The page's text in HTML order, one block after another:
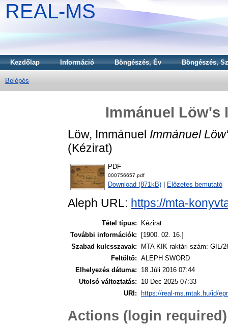
REAL-MS
Kezdőlap Információ Böngészés, Év Böngészés,
Belépés
Immánuel Löw's
Löw, Immánuel Immánuel
(Kézirat)
PDF
000756657.pdf
Download (871kB) Előzetes bemutató
Aleph URL: https://mta-
Tétel típus:
Kézirat
További információk:
[1900. 02. 16.]
Szabad kulcsszavak:
MTA KIK raktári szám: GIL/
Feltöltő: ALEPH SWORD
Elhelyezés dátuma:
18 Júli 2016 07:44
Utolsó változtatás:
10 Dec 2025 07:33
URI:
https://real-ms.mtak.hu/id/
Actions (login required)